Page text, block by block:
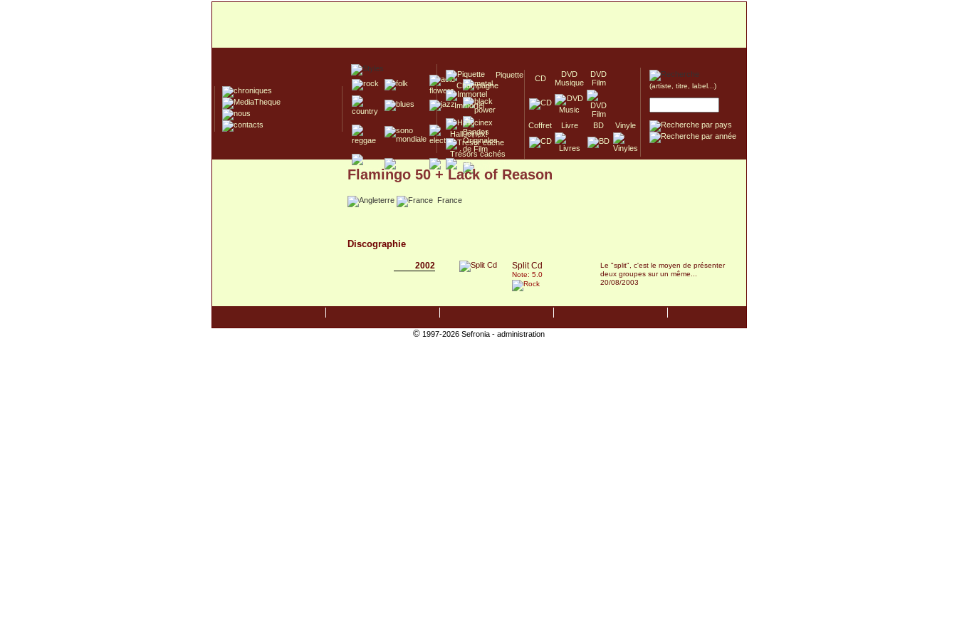
Piquette
Champagne
Immortel
Hallucinex!
Trésors cachés
Culte/Collector
CD
DVD
Musique
DVD
Film
Coffret Livre BD Vinyle
(artiste, titre, label...)
Flamingo 50 + Lack of Reason
France
Discographie
2002 Split Cd
Note: 5.0
Le "split", c'est le moyen de présenter
deux groupes sur un même...
20/08/2003
©1997-2026 Sefronia - administration